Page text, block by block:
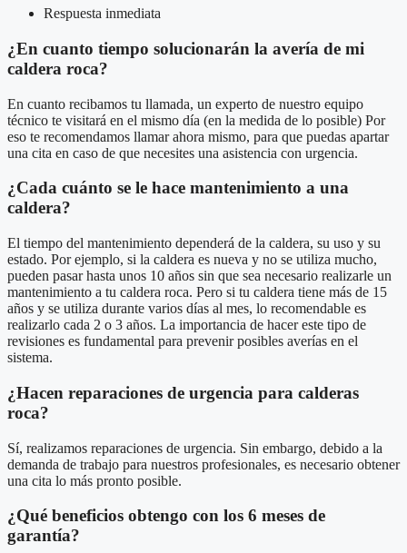
Respuesta inmediata
¿En cuanto tiempo solucionarán la avería de mi
caldera roca?
En cuanto recibamos tu llamada, un experto de nuestro equipo
técnico te visitará en el mismo día (en la medida de lo posible) Por
eso te recomendamos llamar ahora mismo, para que puedas apartar
una cita en caso de que necesites una asistencia con urgencia.
¿Cada cuánto se le hace mantenimiento a una
caldera?
El tiempo del mantenimiento dependerá de la caldera, su uso y su
estado. Por ejemplo, si la caldera es nueva y no se utiliza mucho,
pueden pasar hasta unos 10 años sin que sea necesario realizarle un
mantenimiento a tu caldera roca. Pero si tu caldera tiene más de 15
años y se utiliza durante varios días al mes, lo recomendable es
realizarlo cada 2 o 3 años. La importancia de hacer este tipo de
revisiones es fundamental para prevenir posibles averías en el
sistema.
¿Hacen reparaciones de urgencia para calderas
roca?
Sí, realizamos reparaciones de urgencia. Sin embargo, debido a la
demanda de trabajo para nuestros profesionales, es necesario obtener
una cita lo más pronto posible.
¿Qué beneficios obtengo con los 6 meses de
garantía?